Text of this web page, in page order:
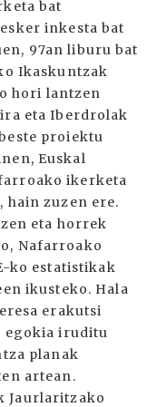
bat
inkesta bat
97an liburu bat
Ikaskuntzak
hori lantzen
eta Iberdrolak
proiektu
Euskal
ikerketa
hain zuzen ere.
eta horrek
Nafarroako
ko estatistikak
ikusteko. Hala
erakutsi
egokia iruditu
planak
artean.
Jaurlaritzako